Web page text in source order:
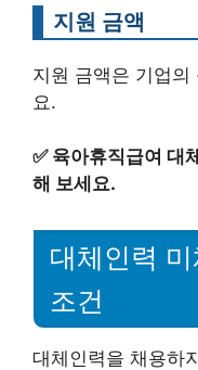
지원 금액
지원 금액은 기업의
요.
✅ 육아휴직급여 대
해 보세요.
대체인력
조건
대체인력을 채용하